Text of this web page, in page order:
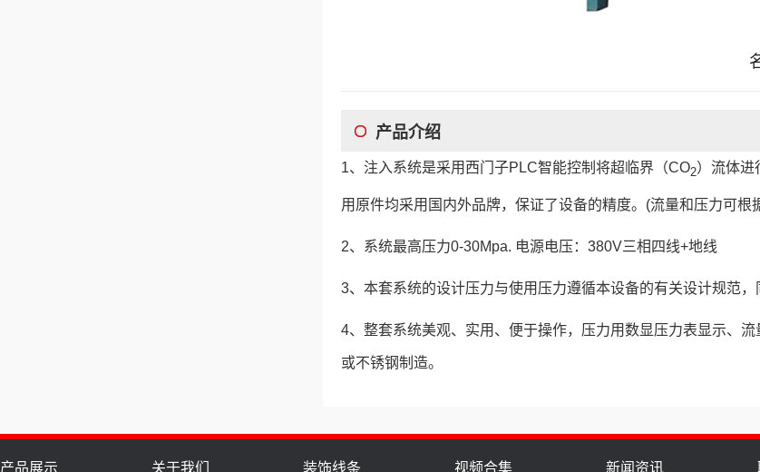
产品介绍
1、注入系统是采用西门子PLC智能控制将超临界（CO2）流体进
用原件均采用国内外品牌，保证了设备的精度。(流量和压力可根
2、系统最高压力0-30Mpa. 电源电压：380V三相四线+地线
3、本套系统的设计压力与使用压力遵循本设备的有关设计规范
4、整套系统美观、实用、便于操作，压力用数显压力表显示、
或不锈钢制造。
产品展示 关于我们 装饰线条 视频合集 新闻资讯